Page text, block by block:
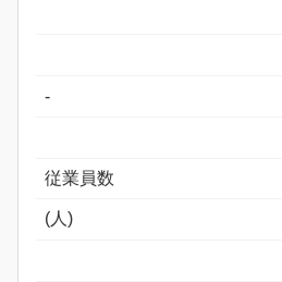
-
従業員数
(人)